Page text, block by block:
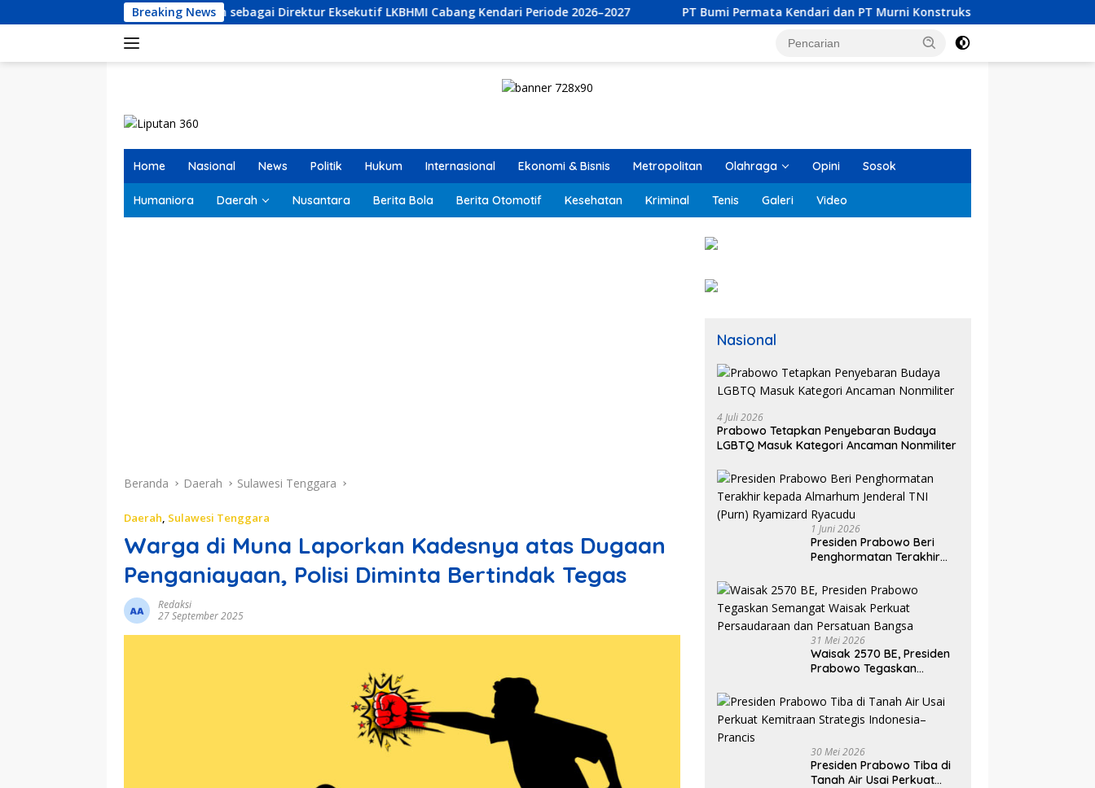
ke
Breaking News
Resmi Terpilih sebagai Direktur Eksekutif LKBHMI Cabang Kendari Periode 2026–2027 PT Bumi Permata Kendari dan PT Murni Konstruksi Indonesia Dilaporkan MPM UHO
Home Nasional News Politik Hukum Internasional Ekonomi & Bisnis Metropolitan Olahraga Opini Sosok
Humaniora Daerah Nusantara Berita Bola Berita Otomotif Kesehatan Kriminal Tenis Galeri Video
Beranda Daerah Sulawesi Tenggara
Daerah Sulawesi Tenggara
Warga di Muna Laporkan Kadesnya atas Dugaan
Penganiayaan, Polisi Diminta Bertindak Tegas
Redaksi
27 September 2025
Nasional
4 Juli 2026
Prabowo Tetapkan Penyebaran Budaya
LGBTQ Masuk Kategori Ancaman Nonmiliter
1 Juni 2026
Presiden Prabowo Beri
Penghormatan Terakhir
Jenderal TNI (Purn)
Ryamizard Ryacudu
31 Mei 2026
Waisak 2570 BE, Presiden
Prabowo Tegaskan
Persaudaraan dan
Persatuan Bangsa
30 Mei 2026
Presiden Prabowo Tiba di
Tanah Air Usai Perkuat